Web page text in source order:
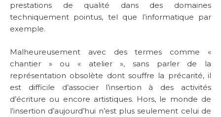
prestations de qualité dans des domaines
techniquement pointus, tel que l’informatique par
exemple.
Malheureusement avec des termes comme «
chantier » ou « atelier », sans parler de la
représentation obsolète dont souffre la précarité, il
est difficile d’associer l’insertion à des activités
d’écriture ou encore artistiques. Hors, le monde de
l’insertion d’aujourd’hui n’est plus seulement celui de